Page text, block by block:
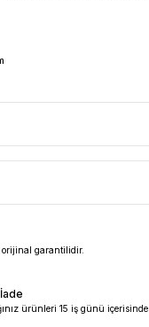
garantilidir.
ürünleri 15 iş günü